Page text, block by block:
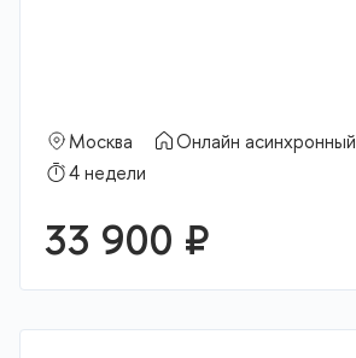
Москва
Онлайн асинхронный
4 недели
33 900 ₽